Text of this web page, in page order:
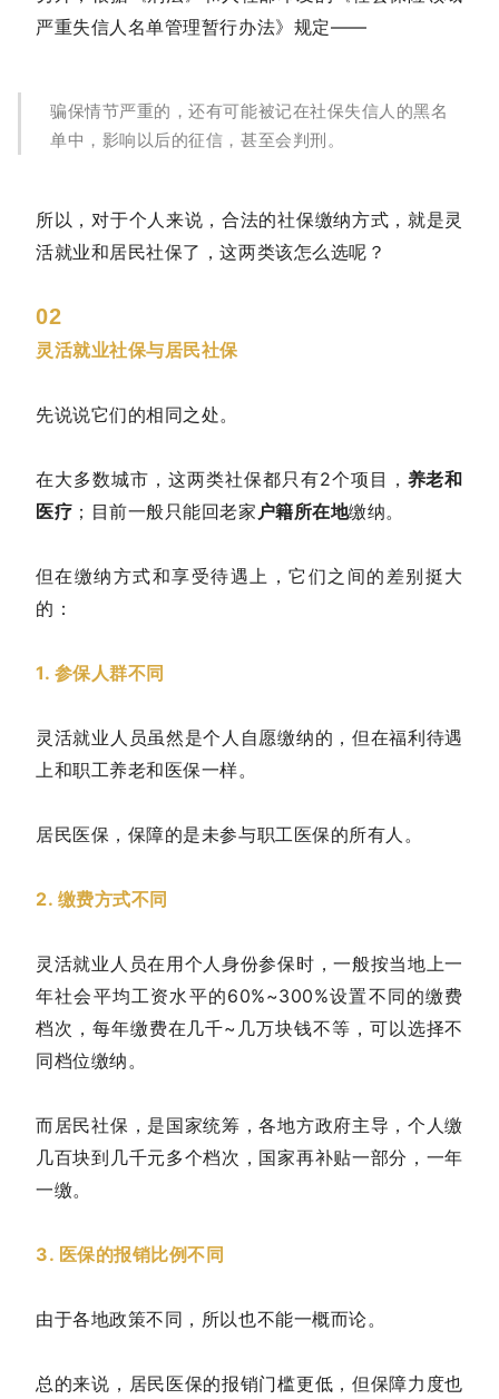
严重失信人名单管理暂行办法》规定——
骗保情节严重的，还有可能被记在社保失信人的黑名
单中，影响以后的征信，甚至会判刑。
所以，对于个人来说，合法的社保缴纳方式，就是灵
活就业和居民社保了，这两类该怎么选呢？
02
灵活就业社保与居民社保
先说说它们的相同之处。
在大多数城市，这两类社保都只有2个项目， 养老和
医疗 ；目前一般只能回老家 户籍所在地缴纳。
但在缴纳方式和享受待遇上，它们之间的差别挺大
的：
1. 参保人群不同
灵活就业人员虽然是个人自愿缴纳的，但在福利待遇
上和职工养老和医保一样。
居民医保，保障的是未参与职工医保的所有人。
2. 缴费方式不同
灵活就业人员在用个人身份参保时，一般按当地上一
年社会平均工资水平的60%~300%设置不同的缴费
档次，每年缴费在几千~几万块钱不等，可以选择不
同档位缴纳。
而居民社保，是国家统筹，各地方政府主导，个人缴
几百块到几千元多个档次，国家再补贴一部分，一年
一缴。
3. 医保的报销比例不同
由于各地政策不同，所以也不能一概而论。
总的来说，居民医保的报销门槛更低，但保障力度也